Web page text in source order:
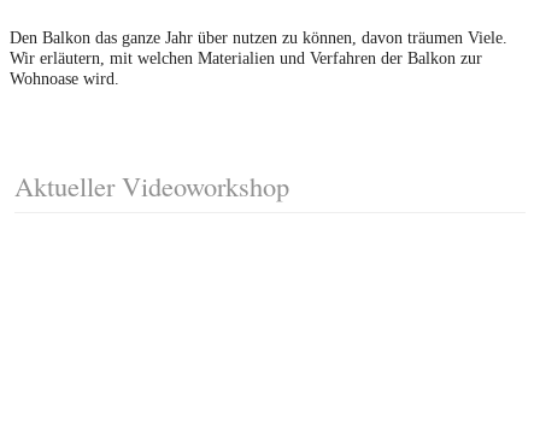
Den Balkon das ganze Jahr über nutzen zu können, davon träumen Viele.
Wir erläutern, mit welchen Materialien und Verfahren der Balkon zur
Wohnoase wird.
Aktueller Videoworkshop